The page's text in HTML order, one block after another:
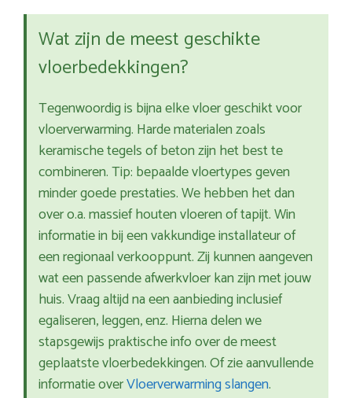
Wat zijn de meest geschikte
vloerbedekkingen?
Tegenwoordig is bijna elke vloer geschikt voor
vloerverwarming. Harde materialen zoals
keramische tegels of beton zijn het best te
combineren. Tip: bepaalde vloertypes geven
minder goede prestaties. We hebben het dan
over o.a. massief houten vloeren of tapijt. Win
informatie in bij een vakkundige installateur of
een regionaal verkooppunt. Zij kunnen aangeven
wat een passende afwerkvloer kan zijn met jouw
huis. Vraag altijd na een aanbieding inclusief
egaliseren, leggen, enz. Hierna delen we
stapsgewijs praktische info over de meest
geplaatste vloerbedekkingen. Of zie aanvullende
informatie overVloerverwarming slangen.